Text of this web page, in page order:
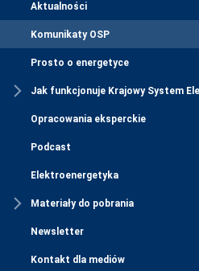
Aktualności
Komunikaty OSP
Prosto o energetyce
Jak funkcjonuje Krajowy System
Opracowania eksperckie
Podcast
Elektroenergetyka
Materiały do pobrania
Newsletter
Kontakt dla mediów